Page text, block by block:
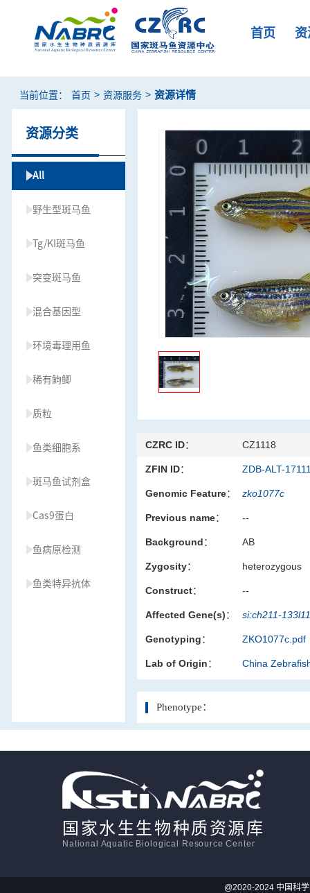
首页
当前位置： 首页 > 资源服务 > 资源详情
资源分类
All
野生型斑马鱼
Tg/KI斑马鱼
突变斑马鱼
混合基因型
环境毒理用鱼
稀有鮈鲫
质粒
鱼类细胞系
斑马鱼试剂盒
Cas9蛋白
鱼病原检测
鱼类特异抗体
CZRC ID： CZ1118
ZFIN ID： ZDB-ALT-
Genomic Feature： zko1077c
Previous name： --
Background： AB
Zygosity： heterozygous
Construct： --
Affected Gene(s)： si:ch211-
Genotyping： ZKO1077c.pdf
Lab of Origin： China
Phenotype：
国家水生生物种质资源库
National Aquatic Biological Resource Center
@2020-2024 中国科